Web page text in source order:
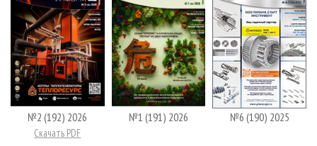
№2 (192) 2026
Скачать PDF
№1 (191) 2026 №6 (190) 2025